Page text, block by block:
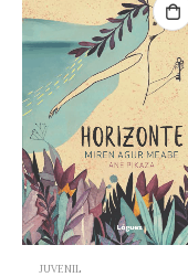
JUVENIL